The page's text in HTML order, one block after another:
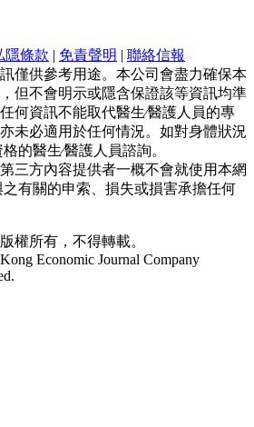
隱條款 | 免責聲明 | 聯絡信報
僅供參考用途。本公司會盡力確保本
但不會明示或隱含保證該等資訊均準
何資訊不能取代醫生∕醫護人員的專
未必適用於任何情況。如對身體狀況
的醫生∕醫護人員諮詢。
三方內容提供者一概不會就使用本網
有關的申索、損失或損害承擔任何
權所有，不得轉載。
Economic Journal Company